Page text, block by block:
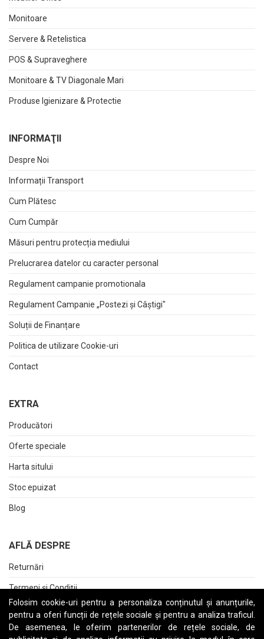
Folosim cookie-uri pentru a personaliza conținutul și anunțurile,
pentru a oferi funcții de rețele sociale și pentru a analiza traficul.
De asemenea, le oferim partenerilor de rețele sociale, de
Monitoare
Servere & Retelistica
POS & Supraveghere
Monitoare & TV Diagonale Mari
Produse Igienizare & Protectie
INFORMAŢII
Despre Noi
Informații Transport
Cum Plătesc
Cum Cumpăr
Măsuri pentru protecția mediului
Prelucrarea datelor cu caracter personal
Regulament campanie promotionala
Regulament Campanie „Postezi și Câștigi"
Soluții de Finanțare
Politica de utilizare Cookie-uri
Contact
EXTRA
Producători
Oferte speciale
Harta sitului
Stoc epuizat
Blog
AFLĂ DESPRE
Returnări
Termeni și Condiții
Raport date personale
Cerere stergere cont